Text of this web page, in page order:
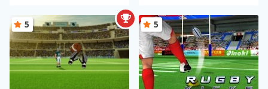
5 5